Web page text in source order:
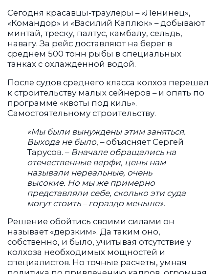
Сегодня красавцы-траулеры – «Ленинец»,
«Командор» и «Василий Каплюк» – добывают
минтай, треску, палтус, камбалу, сельдь,
навагу. За рейс доставляют на берег в
среднем 500 тонн рыбы в специальных
танках с охлажденной водой.
После судов среднего класса колхоз перешел
к строительству малых сейнеров – и опять по
программе «квоты под киль».
Самостоятельному строительству.
«Мы были вынуждены этим заняться.
Выхода не было, – объясняет Сергей
Тарусов. – Вначале обращались на
отечественные верфи, цены нам
называли нереальные, очень
высокие. Но мы же примерно
представляли себе, сколько эти суда
могут стоить – гораздо меньше».
Решение обойтись своими силами он
называет «дерзким». Да таким оно,
собственно, и было, учитывая отсутствие у
колхоза необходимых мощностей и
специалистов. Но точные расчеты, умная